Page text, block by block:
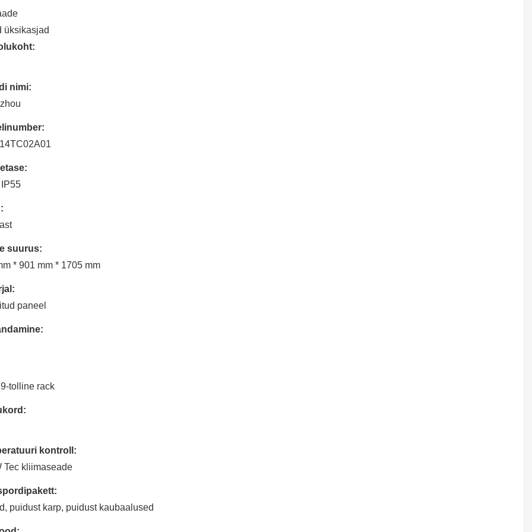
üksikasjad
nimi:
suurus:
* 901 mm * 1705 mm
paneel
tolline rack
kontroll:
Tec kliimaseade
puidust karp, puidust kaubaalused